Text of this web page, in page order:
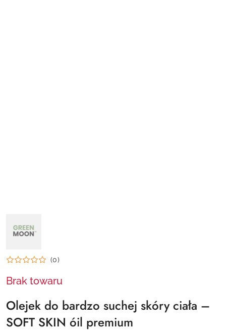
PRODUCENTA:
GREEN
MOON
(0)
Brak towaru
Olejek do bardzo suchej skóry ciała –
SOFT SKIN óil premium